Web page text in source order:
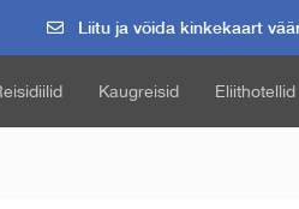
Liitu ja võida kinkekaart
Kaugreisid Eliithotellid